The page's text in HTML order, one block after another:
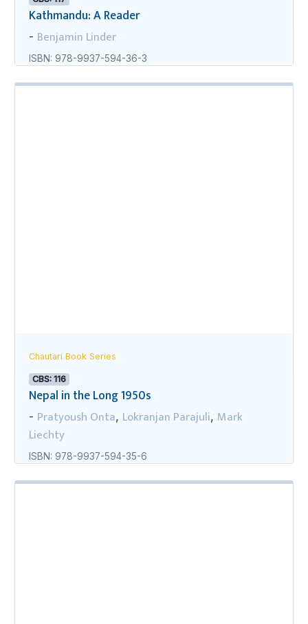
Kathmandu: A Reader
- Benjamin Linder
ISBN: 978-9937-594-36-3
Chautari Book Series
CBS: 116
Nepal in the Long 1950s
- Pratyoush Onta, Lokranjan Parajuli, Mark
Liechty
ISBN: 978-9937-594-35-6